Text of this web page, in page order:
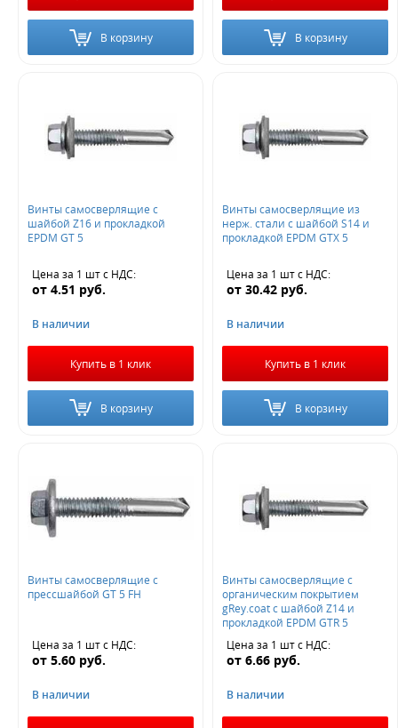
В корзину В корзину
Винты самосверлящие с
шайбой Z16 и прокладкой
EPDM GT 5
Цена за 1 штс НДС:
от 4.51 руб.
В наличии
Купить в 1 клик
В корзину
Винты самосверлящие из
нерж. стали с шайбой S14 и
прокладкой EPDM GTX 5
Цена за 1 штс НДС:
от 30.42 руб.
В наличии
Купить в 1 клик
В корзину
Винты самосверлящие с
прессшайбой GT 5 FH
Цена за 1 штс НДС:
от 5.60 руб.
В наличии
Винты самосверлящие с
органическим покрытием
gRey.coat с шайбой Z14 и
прокладкой EPDM GTR 5
Цена за 1 штс НДС:
от 6.66 руб.
В наличии